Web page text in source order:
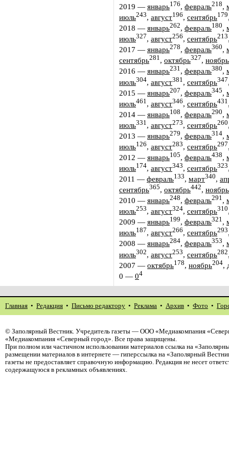
2019 — январь176, февраль218,
июль243, август196, сентябрь179
2018 — январь262, февраль180,
июль327, август256, сентябрь213
2017 — январь278, февраль360,
сентябрь281, октябрь327, ноябрь
2016 — январь231, февраль380,
июль304, август381 , сентябрь347
2015 — январь207, февраль345,
июль461 , август346, сентябрь431
2014 — январь108, февраль290,
июль331 , август273, сентябрь260
2013 — январь279, февраль314,
июль126, август283, сентябрь297
2012 — январь105, февраль438,
июль174, август343, сентябрь323
2011 — февраль133, март340,
сентябрь365, октябрь442, ноябрь
2010 — январь248, февраль291,
июль253, август324, сентябрь310
2009 — январь199, февраль321,
июль187, август266, сентябрь293
2008 — январь284, февраль353,
июль302, август253, сентябрь282
2007 — октябрь178, ноябрь204,
0 — 04
Главная • Редакция • Письмо редактору • Реклама • Архив • Фото •
© Заполярный Вестник. Учредитель газеты — ООО «Медиакомпания
«Медиакомпания «Северный город». Все права защищены.
При полном или частичном использовании материалов ссылка на
размещении материалов в интернете — гиперссылка на «Заполярный
газеты не предоставляет справочную информацию. Редакция не несет
содержащуюся в рекламных объявлениях.